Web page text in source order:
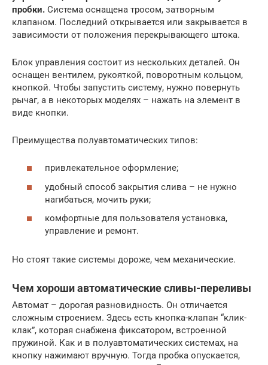
пробки. Система оснащена тросом, затворным
клапаном. Последний открывается или закрывается в
зависимости от положения перекрывающего штока.
Блок управления состоит из нескольких деталей. Он
оснащен вентилем, рукояткой, поворотным кольцом,
кнопкой. Чтобы запустить систему, нужно повернуть
рычаг, а в некоторых моделях – нажать на элемент в
виде кнопки.
Преимущества полуавтоматических типов:
привлекательное оформление;
удобный способ закрытия слива – не нужно
нагибаться, мочить руки;
комфортные для пользователя установка,
управление и ремонт.
Но стоят такие системы дороже, чем механические.
Чем хороши автоматические сливы-переливы
Автомат – дорогая разновидность. Он отличается
сложным строением. Здесь есть кнопка-клапан “клик-
клак”, которая снабжена фиксатором, встроенной
пружиной. Как и в полуавтоматических системах, на
кнопку нажимают вручную. Тогда пробка опускается,